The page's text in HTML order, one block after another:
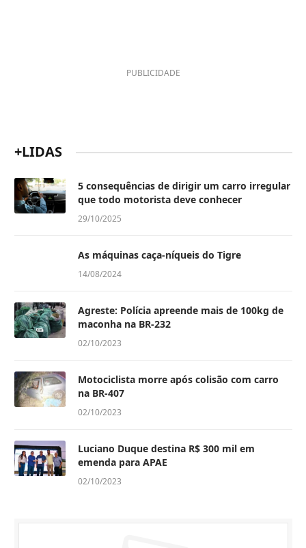
PUBLICIDADE
+LIDAS
5 consequências de dirigir um carro irregular
que todo motorista deve conhecer
29/10/2025
As máquinas caça-níqueis do Tigre
14/08/2024
Agreste: Polícia apreende mais de 100kg de
maconha na BR-232
02/10/2023
Motociclista morre após colisão com carro
na BR-407
02/10/2023
Luciano Duque destina R$ 300 mil em
emenda para APAE
02/10/2023